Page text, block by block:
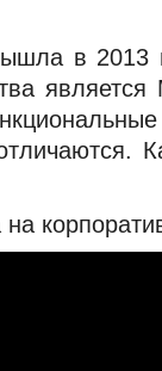
в 2013